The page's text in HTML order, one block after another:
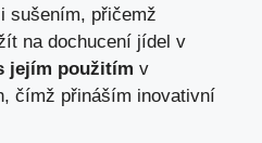
sušením, přičemž
na dochucení jídel v
jejím použitím v
čímž přináším inovativní